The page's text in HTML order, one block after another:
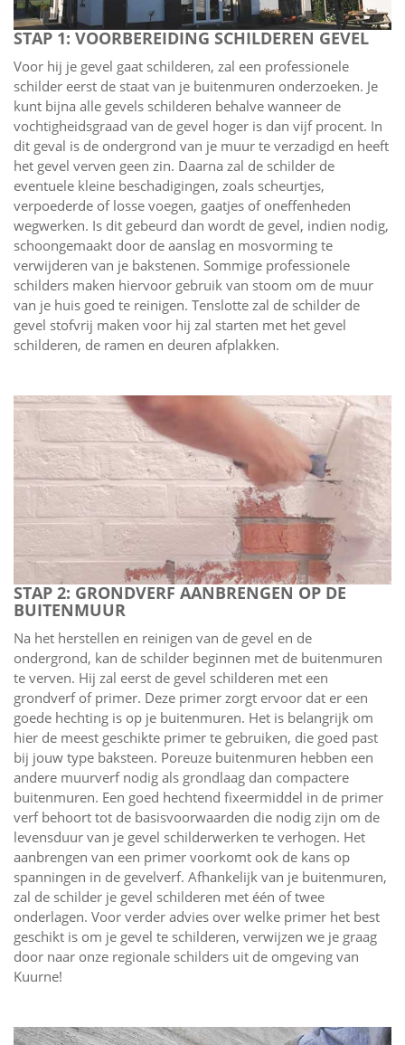
STAP 1: VOORBEREIDING SCHILDEREN GEVEL
Voor hij je gevel gaat schilderen, zal een professionele
schilder eerst de staat van je buitenmuren onderzoeken. Je
kunt bijna alle gevels schilderen behalve wanneer de
vochtigheidsgraad van de gevel hoger is dan vijf procent. In
dit geval is de ondergrond van je muur te verzadigd en heeft
het gevel verven geen zin. Daarna zal de schilder de
eventuele kleine beschadigingen, zoals scheurtjes,
verpoederde of losse voegen, gaatjes of oneffenheden
wegwerken. Is dit gebeurd dan wordt de gevel, indien nodig,
schoongemaakt door de aanslag en mosvorming te
verwijderen van je bakstenen. Sommige professionele
schilders maken hiervoor gebruik van stoom om de muur
van je huis goed te reinigen. Tenslotte zal de schilder de
gevel stofvrij maken voor hij zal starten met het gevel
schilderen, de ramen en deuren afplakken.
STAP 2: GRONDVERF AANBRENGEN OP DE
BUITENMUUR
Na het herstellen en reinigen van de gevel en de
ondergrond, kan de schilder beginnen met de buitenmuren
te verven. Hij zal eerst de gevel schilderen met een
grondverf of primer. Deze primer zorgt ervoor dat er een
goede hechting is op je buitenmuren. Het is belangrijk om
hier de meest geschikte primer te gebruiken, die goed past
bij jouw type baksteen. Poreuze buitenmuren hebben een
andere muurverf nodig als grondlaag dan compactere
buitenmuren. Een goed hechtend fixeermiddel in de primer
verf behoort tot de basisvoorwaarden die nodig zijn om de
levensduur van je gevel schilderwerken te verhogen. Het
aanbrengen van een primer voorkomt ook de kans op
spanningen in de gevelverf. Afhankelijk van je buitenmuren,
zal de schilder je gevel schilderen met één of twee
onderlagen. Voor verder advies over welke primer het best
geschikt is om je gevel te schilderen, verwijzen we je graag
door naar onze regionale schilders uit de omgeving van
Kuurne!